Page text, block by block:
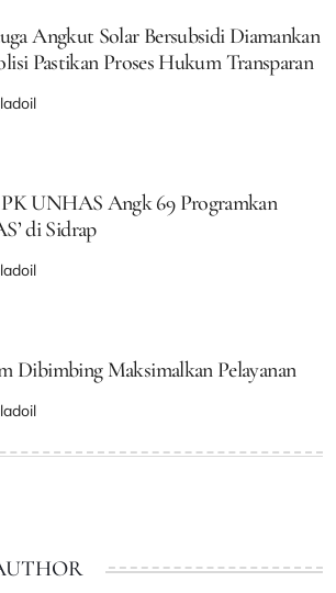
Angkut Solar Bersubsidi Diamankan
Pastikan Proses Hukum Transparan
UNHAS Angk 69 Programkan
di Sidrap
Dibimbing Maksimalkan Pelayanan